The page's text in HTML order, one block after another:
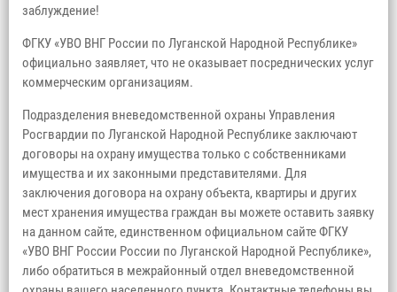
заблуждение!
ФГКУ «УВО ВНГ России по Луганской Народной Республике»
официально заявляет, что не оказывает посреднических услуг
коммерческим организациям.
Подразделения вневедомственной охраны Управления
Росгвардии по Луганской Народной Республике заключают
договоры на охрану имущества только с собственниками
имущества и их законными представителями. Для
заключения договора на охрану объекта, квартиры и других
мест хранения имущества граждан вы можете оставить заявку
на данном сайте, единственном официальном сайте ФГКУ
«УВО ВНГ России России по Луганской Народной Республике»,
либо обратиться в межрайонный отдел вневедомственной
16 декабря 2025, 04:37